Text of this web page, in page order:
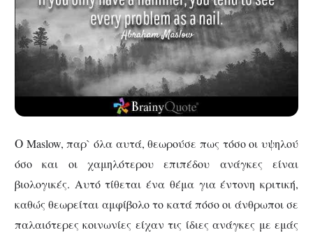
Ο Maslow,παρ` όλα αυτά, θεωρούσε πως τόσο οι υψηλού
όσο και οι χαμηλότερου επιπέδου ανάγκες είναι
βιολογικές. Αυτό τίθεται ένα θέμα για έντονη κριτική,
καθώς θεωρείται αμφίβολο το κατά πόσο οι άνθρωποι σε
παλαιότερες κοινωνίες είχαν τις ίδιες ανάγκες με εμάς